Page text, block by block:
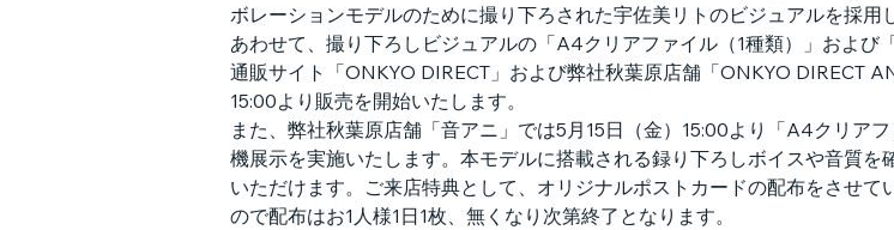
ボレーションモデルのために撮り下ろされた宇佐美リトのビジュアルを採
あわせて、撮り下ろしビジュアルの「A4クリアファイル（1種類）」および
通販サイト「ONKYO DIRECT」および弊社秋葉原店舗「ONKYO DIRECT
15:00より販売を開始いたします。
また、弊社秋葉原店舗「音アニ」では5月15日（金）15:00より「A4クリア
機展示を実施いたします。本モデルに搭載される録り下ろしボイスや音質
いただけます。ご来店特典として、オリジナルポストカードの配布をさせ
ので配布はお1人様1日1枚、無くなり次第終了となります。